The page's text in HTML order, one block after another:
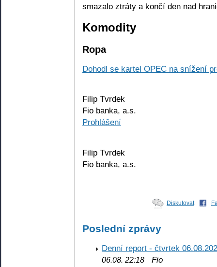
smazalo ztráty a končí den nad
Komodity
Ropa
Dohodl se kartel OPEC na snížení
Filip Tvrdek
Fio banka, a.s.
Prohlášení
Filip Tvrdek
Fio banka, a.s.
Diskutovat
Poslední zprávy
Denní report - čtvrtek
06.08. 22:18 Fio